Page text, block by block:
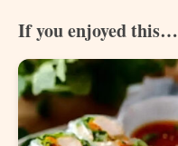
If you enjoyed this…